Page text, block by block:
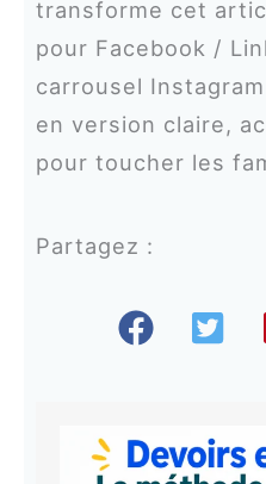
transforme cet
pour Facebook /
carrousel
en version claire,
pour toucher les
Partagez :